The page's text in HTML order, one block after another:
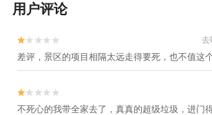
用户评论

 去
差评，景区的项目相隔太远走得要死，也不值这


不死心的我带全家去了，真真的超级垃圾，进门